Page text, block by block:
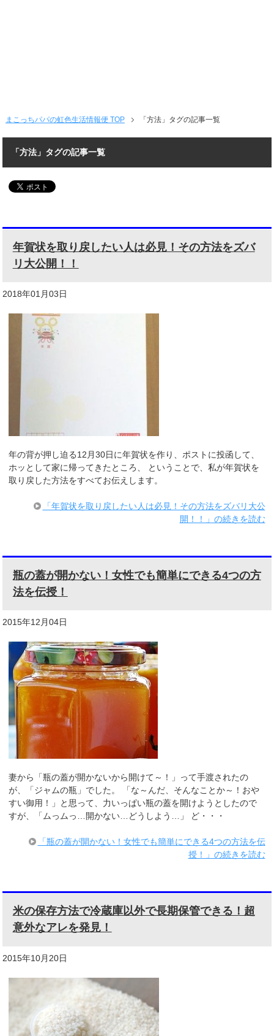
まこっちパパの虹色生活情報便 TOP 「方法」タグの記事一覧
「方法」タグの記事一覧
年賀状を取り戻したい人は必見！その方法をズバ
リ大公開！！
2018年01月03日
年の背が押し迫る12月30日に年賀状を作り、ポストに投函して、
ホッとして家に帰ってきたところ、 ということで、私が年賀状を
取り戻した方法をすべてお伝えします。
「年賀状を取り戻したい人は必見！その方法をズバリ大公
開！！」の続きを読む
瓶の蓋が開かない！女性でも簡単にできる4つの方
法を伝授！
2015年12月04日
妻から「瓶の蓋が開かないから開けて～！」って手渡されたの
が、「ジャムの瓶」でした。 「な～んだ、そんなことか～！おや
すい御用！」と思って、力いっぱい瓶の蓋を開けようとしたので
すが、「ムっムっ…開かない…どうしよう…」 ど・・・
「瓶の蓋が開かない！女性でも簡単にできる4つの方法を伝
授！」の続きを読む
米の保存方法で冷蔵庫以外で長期保管できる！超
意外なアレを発見！
2015年10月20日